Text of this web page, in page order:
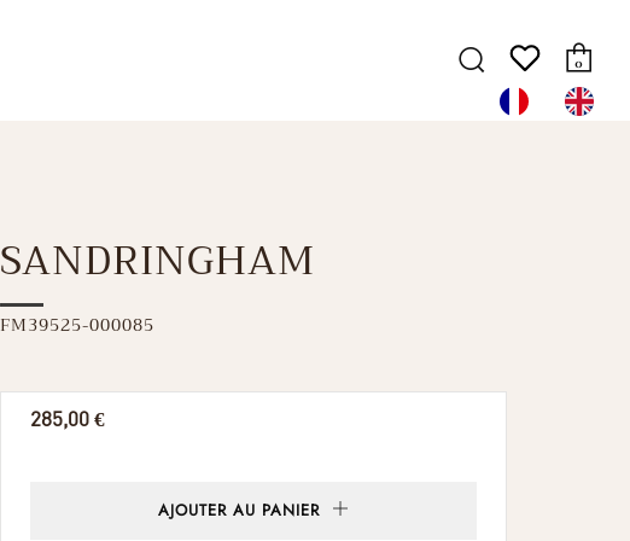
Recherche
0
SANDRINGHAM
FM39525-000085
Prix
285,00 €
AJOUTER AU PANIER